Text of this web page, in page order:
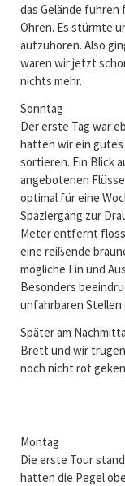
das Gelände
Ohren. Es stürmte
aufzuhören. Also
waren wir jetzt
nichts mehr.
Sonntag
Der erste Tag war
hatten wir ein
sortieren. Ein Blick
angebotenen
optimal für eine
Spaziergang zur
Meter entfernt
eine reißende
mögliche Ein und
Besonders
unfahrbaren Stellen
Später am
Brett und wir
noch nicht rot
Montag
Die erste Tour
hatten die Pegel